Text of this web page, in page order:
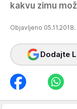
kakvu zimu
Objavljeno 05.11.2018.
Dodajte